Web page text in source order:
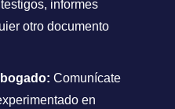
informes
otro documento
Comunícate
en